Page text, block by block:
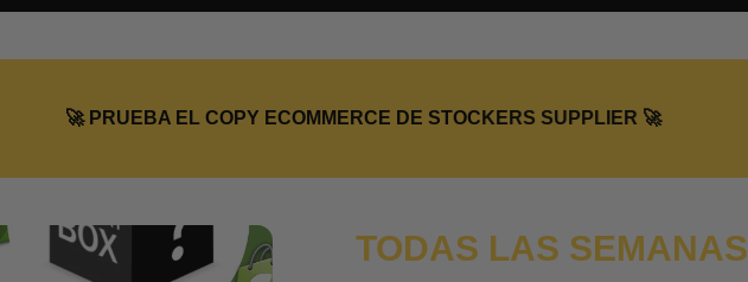
🚀 PRUEBA EL COPY ECOMMERCE DE STOCKERS SUPPLIER 🚀
TODAS LAS SEMANAS